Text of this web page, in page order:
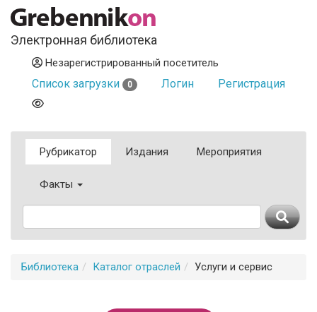
Электронная библиотека
Незарегистрированный посетитель
Список загрузки 0 Логин Регистрация
Рубрикатор Издания Мероприятия
Факты
Библиотека Каталог отраслей Услуги и сервис